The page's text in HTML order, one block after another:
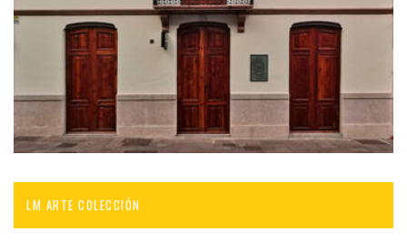
LM ARTE COLECCIÓN